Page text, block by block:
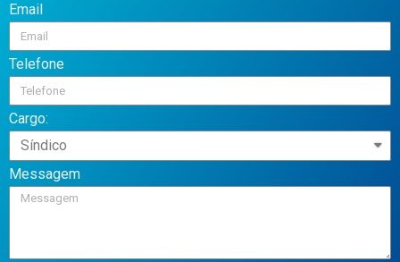
Email
Telefone
Cargo:
Messagem